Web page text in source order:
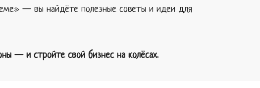
— вы найдёте полезные советы и идеи для
— и стройте свой бизнес на колёсах.